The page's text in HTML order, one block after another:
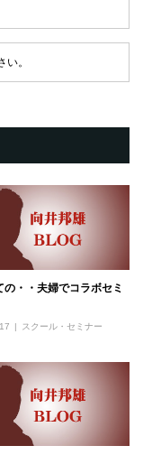
い。
の・・夫婦でコラボセミ
スクール・セミナー